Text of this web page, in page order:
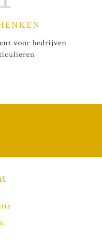
voor bedrijven